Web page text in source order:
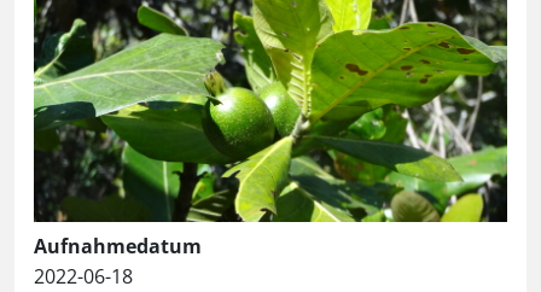
Aufnahmedatum
2022-06-18